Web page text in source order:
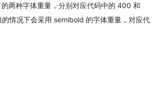
两种字体重量，分别对应代码中的 400 和
情况下会采用 semibold 的字体重量，对应代